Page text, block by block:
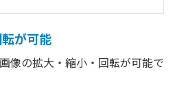
が可能
像の拡大・縮小・回転が可能で